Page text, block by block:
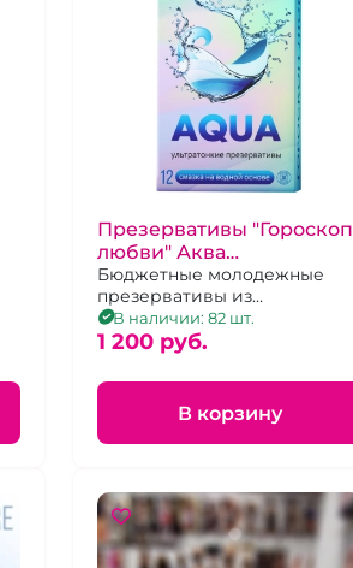
Презервативы "Гороскоп
любви" Аква
ультратонкие 12 шт
Бюджетные молодежные
презервативы из
депротоинизированного
латекса
В наличии: 82 шт.
1 200 pуб.
В корзину